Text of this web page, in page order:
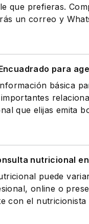
que prefieras.
un correo y
para
básica
que elijas emita
nutricional
puede
online o
con el